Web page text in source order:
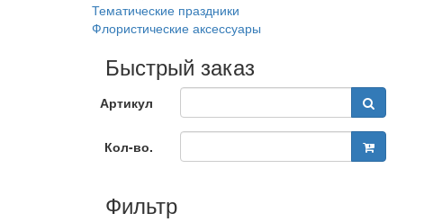
Тематические праздники
Флористические аксессуары
Быстрый заказ
Артикул
Кол-во.
Фильтр